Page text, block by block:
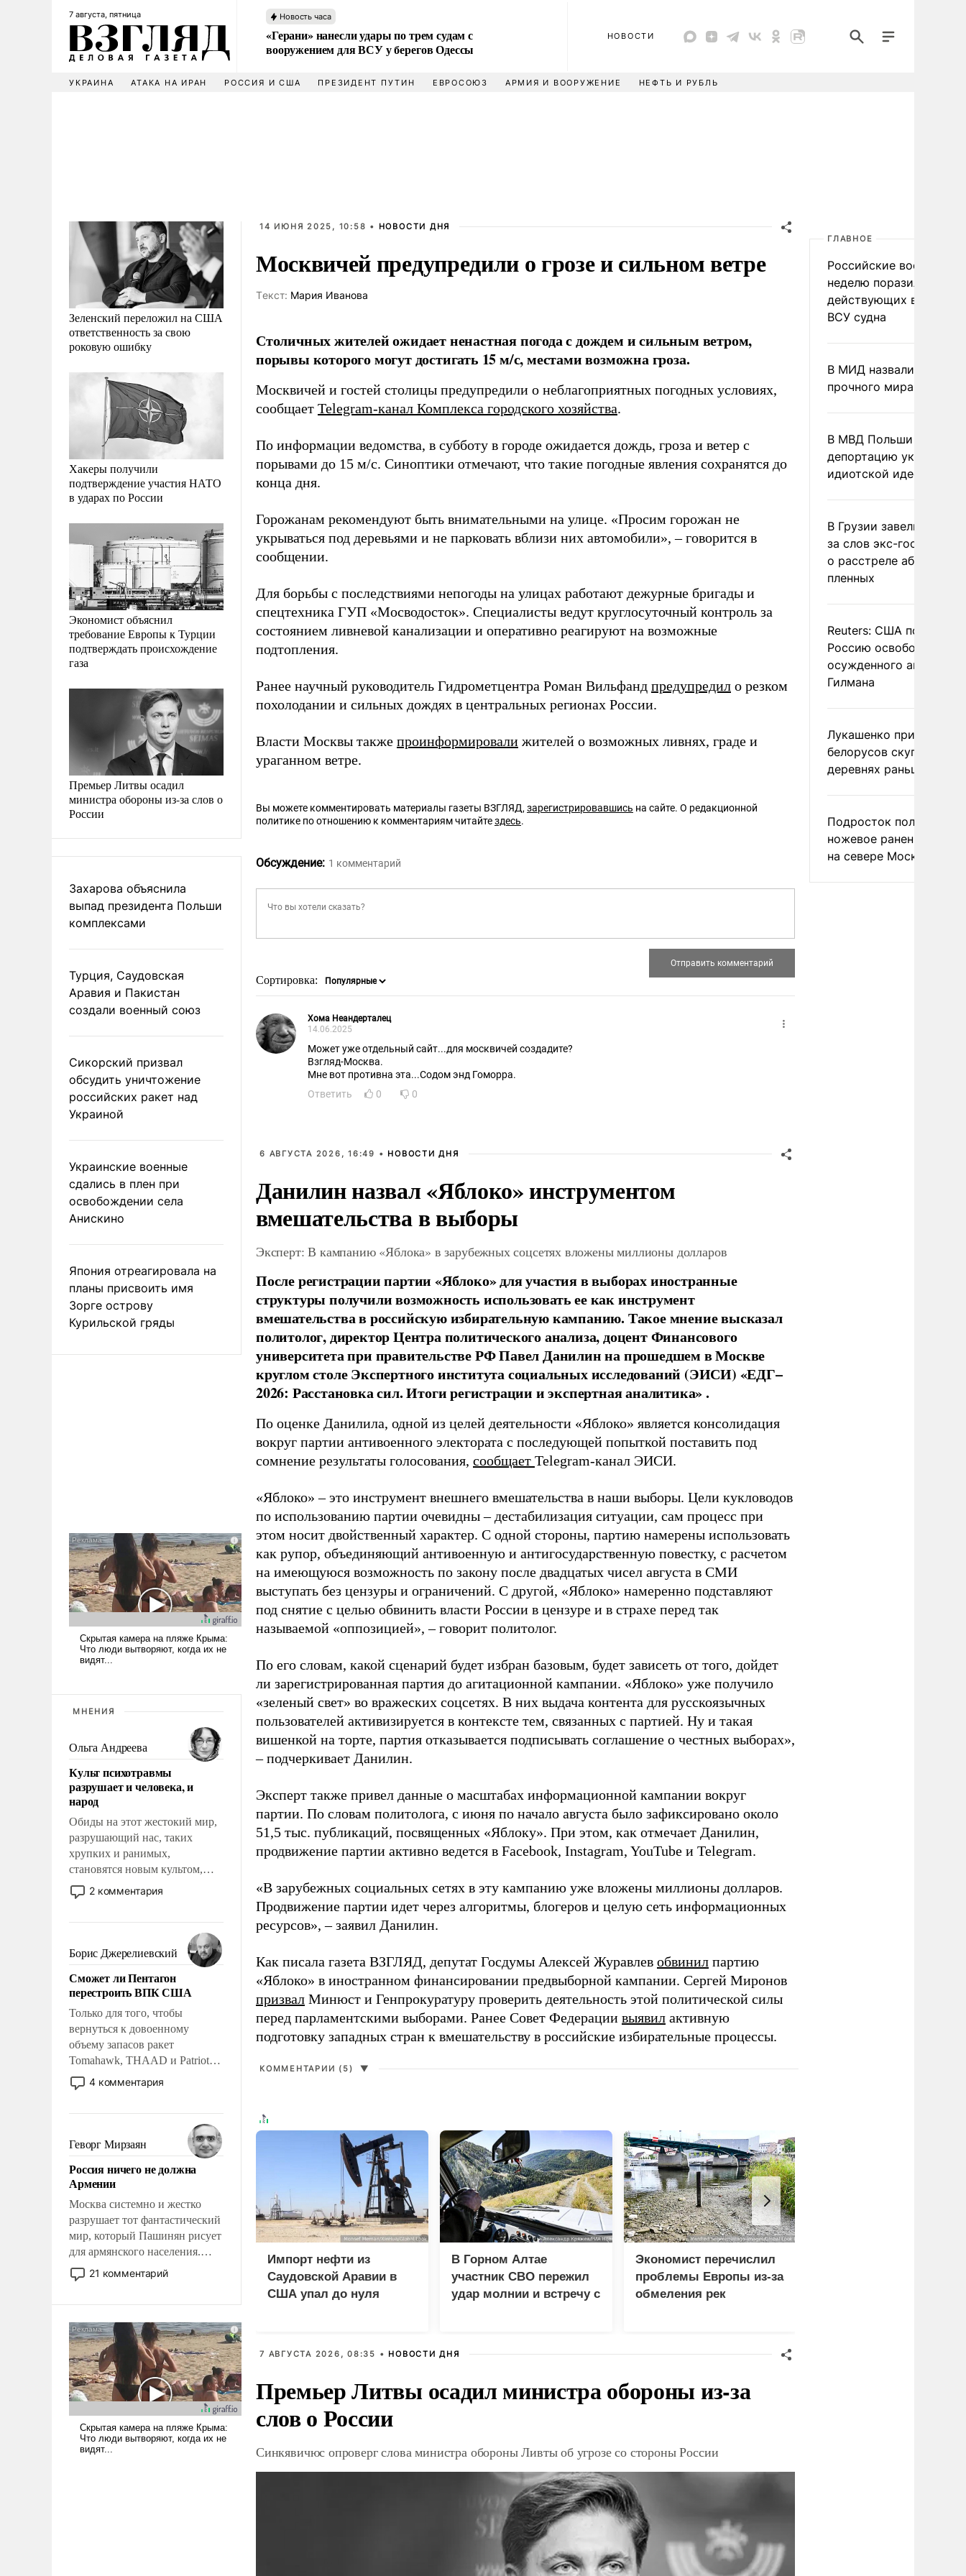
7 августа, пятница Новость часа
«Герани» нанесли удары по трем судам с
вооружением для ВСУ у берегов Одессы
НОВОСТИ
УКРАИНА АТАКА НА ИРАН РОССИЯ И США ПРЕЗИДЕНТ ПУТИН ЕВРОСОЮЗ АРМИЯ И ВООРУЖЕНИЕ НЕФТЬ И РУБЛЬ
Зеленский переложил на США
ответственность за свою
роковую ошибку
Хакеры получили
подтверждение участия НАТО
в ударах по России
Экономист объяснил
требование Европы к Турции
подтверждать происхождение
газа
Премьер Литвы осадил
министра обороны из-за слов о
России
Захарова объяснила
выпад президента Польши
комплексами
Турция, Саудовская
Аравия и Пакистан
создали военный союз
Сикорский призвал
обсудить уничтожение
российских ракет над
Украиной
Украинские военные
сдались в плен при
освобождении села
Анискино
Япония отреагировала на
планы присвоить имя
Зорге острову
Курильской гряды
МНЕНИЯ
Ольга Андреева
Культ психотравмы
разрушает и человека, и
народ
Обиды на этот жестокий мир,
разрушающий нас, таких
хрупких и ранимых,
становятся новым культом,
постепенно вытесняя и
отменяя традиционное
мужественным и твердым под
ударами судьбы, брать на себя
ответственность, помогать
слабым, идти вперед и
адаптироваться.
2 комментария
Борис Джерелиевский
Сможет ли Пентагон
перестроить ВПК США
Только для того, чтобы
вернуться к довоенному
объему запасов ракет
Tomahawk, THAAD и Patriot
США потребуется более трех
лет. Даже небольшая война с
Сложившаяся ситуация
означает многолетний период
уязвимости США, например,
перед Китаем.
4 комментария
Геворг Мирзаян
Россия ничего не должна
Армении
Москва системно и жестко
разрушает тот фантастический
мир, который Пашинян рисует
для армянского населения.
Мир, где политические
прожекты будут безусловно
налогоплательщиков и где
Еревану за свои поступки не
нужно отвечать.
21 комментарий
14 ИЮНЯ 2025, 10:58 • НОВОСТИ ДНЯ
Москвичей предупредили о грозе и сильном ветре
Tекст: Мария Иванова
Столичных жителей ожидает ненастная погода с дождем и сильным ветром,
порывы которого могут достигать 15 м/с, местами возможна гроза.
Москвичей и гостей столицы предупредили о неблагоприятных погодных условиях,
сообщает Telegram-канал Комплекса городского хозяйства.
По информации ведомства, в субботу в городе ожидается дождь, гроза и ветер с
порывами до 15 м/с. Синоптики отмечают, что такие погодные явления сохранятся до
конца дня.
Горожанам рекомендуют быть внимательными на улице. «Просим горожан не
укрываться под деревьями и не парковать вблизи них автомобили», – говорится в
сообщении.
Для борьбы с последствиями непогоды на улицах работают дежурные бригады и
спецтехника ГУП «Мосводосток». Специалисты ведут круглосуточный контроль за
состоянием ливневой канализации и оперативно реагируют на возможные
подтопления.
Ранее научный руководитель Гидрометцентра Роман Вильфанд предупредил о резком
похолодании и сильных дождях в центральных регионах России.
Власти Москвы также проинформировали жителей о возможных ливнях, граде и
ураганном ветре.
Вы можете комментировать материалы газеты ВЗГЛЯД, зарегистрировавшись на сайте. О редакционной
политике по отношению к комментариям читайтездесь.
Обсуждение: 1 комментарий
Сортировка:
Хома Неандерталец
14.06.2025
Может уже отдельный сайт...для москвичей создадите?
Взгляд-Москва.
Мне вот противна эта...Содом энд Гоморра.
Ответить
0 0
6 АВГУСТА 2026, 16:49 • НОВОСТИ ДНЯ
Данилин назвал «Яблоко» инструментом
вмешательства в выборы
Эксперт: В кампанию «Яблока» в зарубежных соцсетях вложены миллионы долларов
После регистрации партии «Яблоко» для участия в выборах иностранные
структуры получили возможность использовать ее как инструмент
вмешательства в российскую избирательную кампанию. Такое мнение высказал
политолог, директор Центра политического анализа, доцент Финансового
университета при правительстве РФ Павел Данилин на прошедшем в Москве
круглом столе Экспертного института социальных исследований (ЭИСИ) «ЕДГ–
2026: Расстановка сил. Итоги регистрации и экспертная аналитика» .
По оценке Данилила, одной из целей деятельности «Яблоко» является консолидация
вокруг партии антивоенного электората с последующей попыткой поставить под
сомнение результаты голосования, сообщает Telegram-канал ЭИСИ.
«Яблоко» – это инструмент внешнего вмешательства в наши выборы. Цели кукловодов
по использованию партии очевидны – дестабилизация ситуации, сам процесс при
этом носит двойственный характер. С одной стороны, партию намерены использовать
как рупор, объединяющий антивоенную и антигосударственную повестку, с расчетом
на имеющуюся возможность по закону после двадцатых чисел августа в СМИ
выступать без цензуры и ограничений. С другой, «Яблоко» намеренно подставляют
под снятие с целью обвинить власти России в цензуре и в страхе перед так
называемой «оппозицией», – говорит политолог.
По его словам, какой сценарий будет избран базовым, будет зависеть от того, дойдет
ли зарегистрированная партия до агитационной кампании. «Яблоко» уже получило
«зеленый свет» во вражеских соцсетях. В них выдача контента для русскоязычных
пользователей активизируется в контексте тем, связанных с партией. Ну и такая
вишенкой на торте, партия отказывается подписывать соглашение о честных выборах»,
– подчеркивает Данилин.
Эксперт также привел данные о масштабах информационной кампании вокруг
партии. По словам политолога, с июня по начало августа было зафиксировано около
51,5 тыс. публикаций, посвященных «Яблоку». При этом, как отмечает Данилин,
продвижение партии активно ведется в Facebook, Instagram, YouTube и Telegram.
«В зарубежных социальных сетях в эту кампанию уже вложены миллионы долларов.
Продвижение партии идет через алгоритмы, блогеров и целую сеть информационных
ресурсов», – заявил Данилин.
Как писала газета ВЗГЛЯД, депутат Госдумы Алексей Журавлев обвинил партию
«Яблоко» в иностранном финансировании предвыборной кампании. Сергей Миронов
призвал Минюст и Генпрокуратуру проверить деятельность этой политической силы
перед парламентскими выборами. Ранее Совет Федерации выявил активную
подготовку западных стран к вмешательству в российские избирательные процессы.
КОММЕНТАРИИ (5) ▼
Импорт нефти из
Саудовской Аравии в
США упал до нуля
В Горном Алтае
участник СВО пережил
удар молнии и встречу с
Экономист перечислил
проблемы Европы из-за
обмеления рек
7 АВГУСТА 2026, 08:35 • НОВОСТИ ДНЯ
Премьер Литвы осадил министра обороны из-за
слов о России
Синкявичюс опроверг слова министра обороны Ливты об угрозе со стороны России
ГЛАВНОЕ
Российские военные за
неделю поразили 34
действующих в
ВСУ судна
В МИД назвали условия
прочного мира на
В МВД Польши назвали
депортацию украинцев
идиотской идеей
В Грузии завели дело
за слов экс-
о расстреле абхазских
пленных
Reuters: США
Россию освободить
осужденного
Гилмана
Лукашенко призвал
белорусов скупать
деревнях раньше
Подросток получил
ножевое ранение в
на севере Москвы